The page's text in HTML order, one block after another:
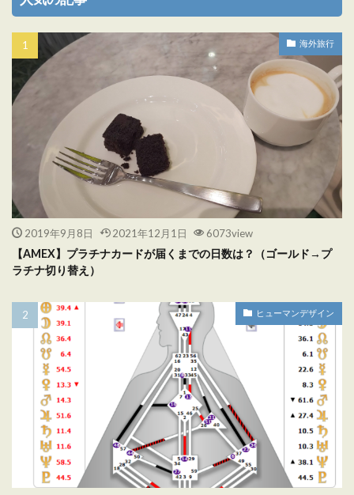
海外旅行
2019年9月8日 2021年12月1日 6073view
【AMEX】プラチナカードが届くまでの日数は？（ゴールド→プ
ラチナ切り替え）
ヒューマンデザイン